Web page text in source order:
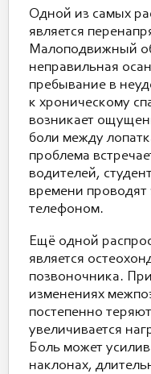
Одной из самых
является
Малоподвижный
неправильная
пребывание в
к хроническому
возникает
боли между
проблема
водителей,
времени проводят
телефоном.
Ещё одной
является
позвоночника.
изменениях
постепенно
увеличивается
Боль может
наклонах,